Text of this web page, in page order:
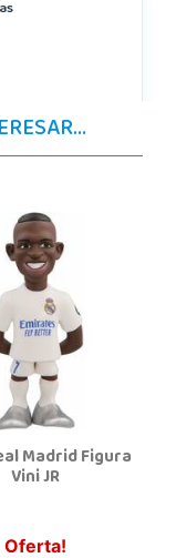
Corfú
Madrid Figura
Vini JR
Oferta!